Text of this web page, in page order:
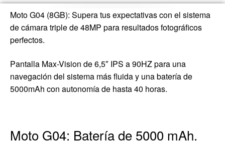
Moto G04 (8GB): Supera tus expectativas con el sistema
de cámara triple de 48MP para resultados fotográficos
perfectos.
Pantalla Max-Vision de 6,5″ IPS a 90HZ para una
navegación del sistema más fluida y una batería de
5000mAh con autonomía de hasta 40 horas.
Moto G04: Batería de 5000 mAh.